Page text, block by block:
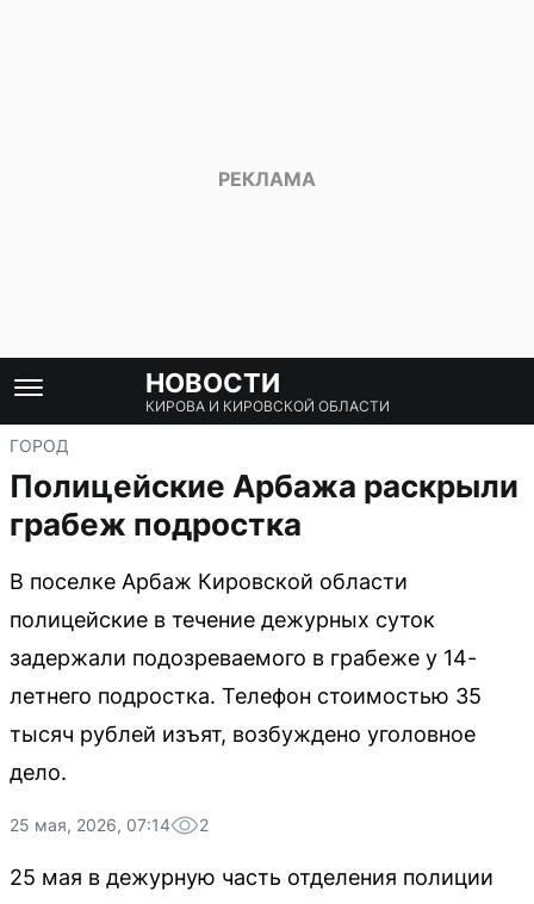
НОВОСТИ
КИРОВА И КИРОВСКОЙ ОБЛАСТИ
ГОРОД
Полицейские Арбажа раскрыли
грабеж подростка
В поселке Арбаж Кировской области
полицейские в течение дежурных суток
задержали подозреваемого в грабеже у 14-
летнего подростка. Телефон стоимостью 35
тысяч рублей изъят, возбуждено уголовное
дело.
25 мая, 2026, 07:14 2
25 мая в дежурную часть отделения полиции